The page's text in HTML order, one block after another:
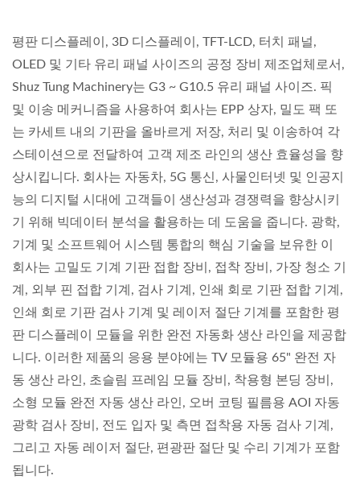
평판 디스플레이, 3D 디스플레이, TFT-LCD, 터치 패널,
OLED 및 기타 유리 패널 사이즈의 공정 장비 제조업체로서,
Shuz Tung Machinery는 G3 ~ G10.5 유리 패널 사이즈. 픽
및 이송 메커니즘을 사용하여 회사는 EPP 상자, 밀도 팩 또
는 카세트 내의 기판을 올바르게 저장, 처리 및 이송하여 각
스테이션으로 전달하여 고객 제조 라인의 생산 효율성을 향
상시킵니다. 회사는 자동차, 5G 통신, 사물인터넷 및 인공지
능의 디지털 시대에 고객들이 생산성과 경쟁력을 향상시키
기 위해 빅데이터 분석을 활용하는 데 도움을 줍니다. 광학,
기계 및 소프트웨어 시스템 통합의 핵심 기술을 보유한 이
회사는 고밀도 기계 기판 접합 장비, 접착 장비, 가장 청소 기
계, 외부 핀 접합 기계, 검사 기계, 인쇄 회로 기판 접합 기계,
인쇄 회로 기판 검사 기계 및 레이저 절단 기계를 포함한 평
판 디스플레이 모듈을 위한 완전 자동화 생산 라인을 제공합
니다. 이러한 제품의 응용 분야에는 TV 모듈용 65" 완전 자
동 생산 라인, 초슬림 프레임 모듈 장비, 착용형 본딩 장비,
소형 모듈 완전 자동 생산 라인, 오버 코팅 필름용 AOI 자동
광학 검사 장비, 전도 입자 및 측면 접착용 자동 검사 기계,
그리고 자동 레이저 절단, 편광판 절단 및 수리 기계가 포함
됩니다.